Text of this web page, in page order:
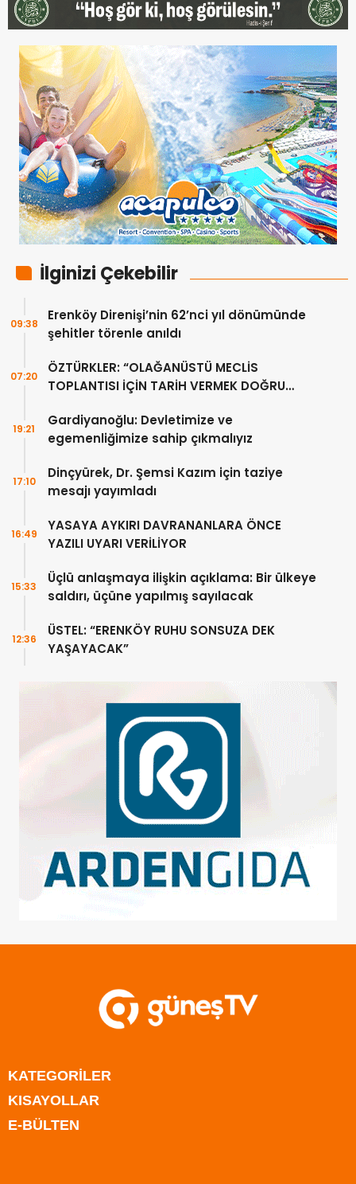
İlginizi Çekebilir
Erenköy Direnişi’nin 62’nci yıl dönümünde
şehitler törenle anıldı
09:38
ÖZTÜRKLER: “OLAĞANÜSTÜ MECLİS
TOPLANTISI İÇİN TARİH VERMEK DOĞRU
07:20
Gardiyanoğlu: Devletimize ve
egemenliğimize sahip çıkmalıyız
19:21
Dinçyürek, Dr. Şemsi Kazım için taziye
mesajı yayımladı
17:10
YASAYA AYKIRI DAVRANANLARA ÖNCE
YAZILI UYARI VERİLİYOR
16:49
Üçlü anlaşmaya ilişkin açıklama: Bir ülkeye
saldırı, üçüne yapılmış sayılacak
15:33
ÜSTEL: “ERENKÖY RUHU SONSUZA DEK
YAŞAYACAK”
12:36
KATEGORİLER
Anasayfa
Kıbrıs
KISAYOLLAR
E-BÜLTEN